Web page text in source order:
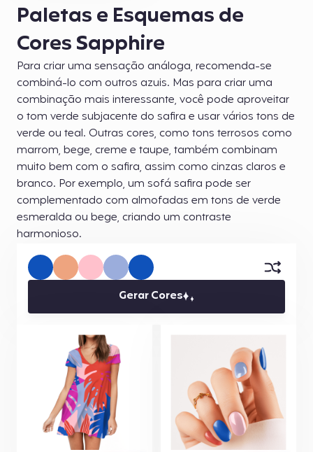
Paletas e Esquemas de
Cores Sapphire
Para criar uma sensação análoga, recomenda-se
combiná-lo com outros azuis. Mas para criar uma
combinação mais interessante, você pode aproveitar
o tom verde subjacente do safira e usar vários tons de
verde ou teal. Outras cores, como tons terrosos como
marrom, bege, creme e taupe, também combinam
muito bem com o safira, assim como cinzas claros e
branco. Por exemplo, um sofá safira pode ser
complementado com almofadas em tons de verde
esmeralda ou bege, criando um contraste
harmonioso.
Gerar Cores